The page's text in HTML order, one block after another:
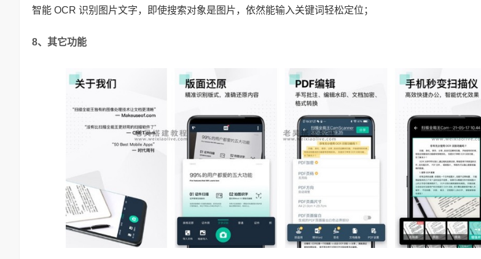
智能 OCR 识别图片文字，即使搜索对象是图片，依然能输入关键词轻松定位；
8、其它功能